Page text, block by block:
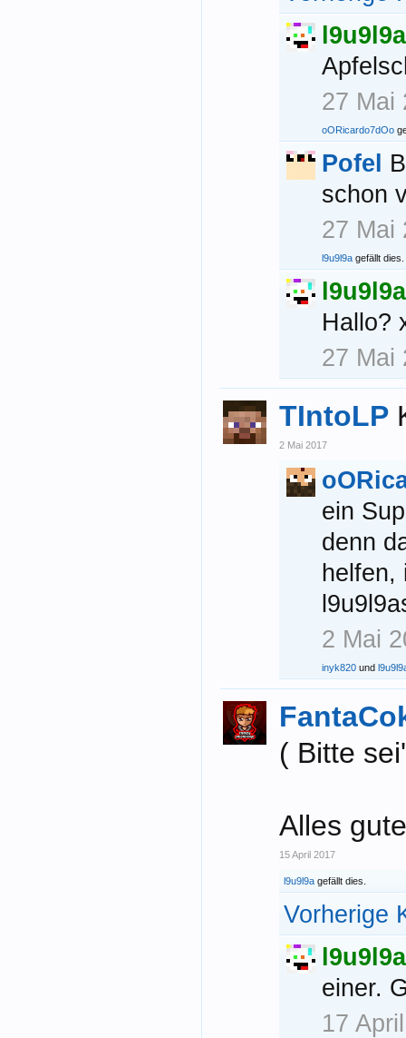
l9u9l9a
27 Mai
oORicardo7dOo
Pofel
schon
27 Mai
l9u9l9a gefällt dies.
l9u9l9a
Hallo?
27 Mai
TIntoLP
2 Mai 2017
ein
denn
helfen,
2 Mai
inyk820 und
( Bitte
Alles
15 April 2017
l9u9l9a gefällt dies.
Vorherige
l9u9l9a
einer.
17